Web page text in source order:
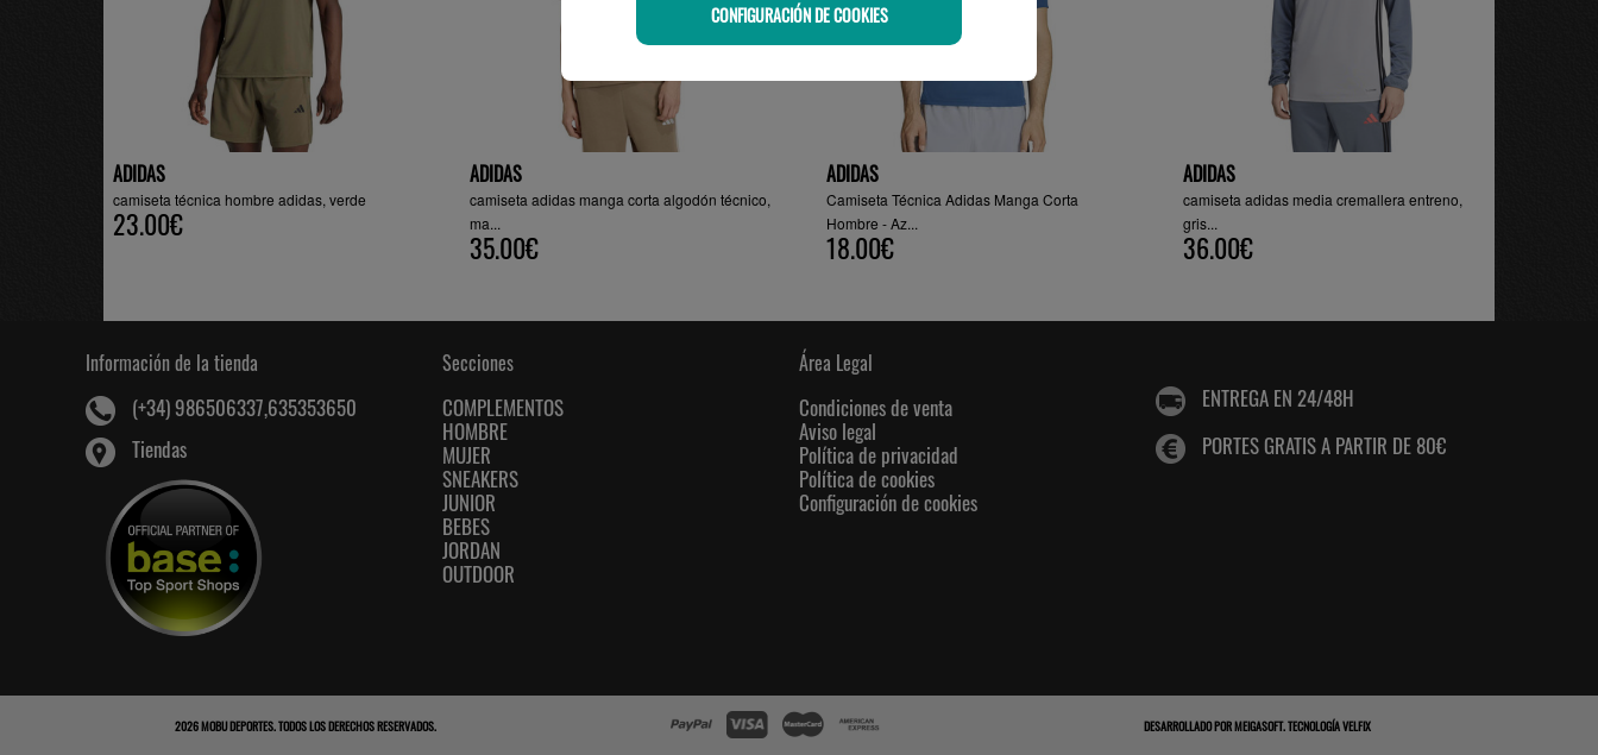
ADIDAS
camiseta técnica hombre adidas, verde
23.00€
ADIDAS
camiseta adidas manga corta algodón técnico,
ma...
35.00€
ADIDAS
Camiseta Técnica Adidas Manga Corta
Hombre - Az...
18.00€
ADIDAS
camiseta adidas media cremallera entreno,
gris...
36.00€
Información de la tienda
(+34) 986506337,635353650
Tiendas
Secciones
COMPLEMENTOS
HOMBRE
MUJER
SNEAKERS
JUNIOR
BEBES
JORDAN
OUTDOOR
Área Legal
Condiciones de venta
Aviso legal
Política de privacidad
Política de cookies
Configuración de cookies
ENTREGA EN 24/48H
PORTES GRATIS A PARTIR DE 80€
2026MOBU DEPORTES. TODOS LOS DERECHOS RESERVADOS. DESARROLLADO PORMEIGASOFT.TECNOLOGÍA VELFIX
CONFIGURACIÓN DE COOKIES